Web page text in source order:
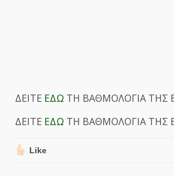
ΔΕΙΤΕ ΕΔΩ ΤΗ ΒΑΘΜΟΛΟΓΙΑ ΤΗΣ
ΔΕΙΤΕ ΕΔΩ ΤΗ ΒΑΘΜΟΛΟΓΙΑ ΤΗΣ
Like